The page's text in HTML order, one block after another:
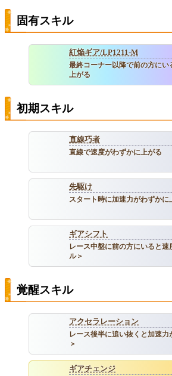
固有スキル
紅焔ギア/LP1211-M
最終コーナー以降で前の方に
上がる
初期スキル
直線巧者
直線で速度がわずかに上がる
先駆け
スタート時に加速力がわずかに
ギアシフト
レース中盤に前の方にいると
ル＞
覚醒スキル
アクセラレーション
レース後半に追い抜くと加速
＞
ギアチェンジ